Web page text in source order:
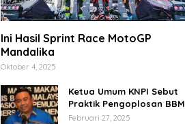
Ini Hasil Sprint Race MotoGP
Mandalika
Oktober 4, 2025
Ketua Umum KNPI Sebut
Praktik Pengoplosan BBM
Cederai Kepercayaan
Februari 27, 2025